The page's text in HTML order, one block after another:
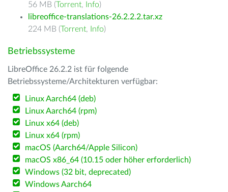
56 MB (Torrent, Info)
libreoffice-translations-26.2.2.2.tar.xz
224 MB (Torrent, Info)
Betriebssysteme
LibreOffice 26.2.2 ist für folgende
Betriebssysteme/Architekturen verfügbar:
Linux Aarch64 (deb)
Linux Aarch64 (rpm)
Linux x64 (deb)
Linux x64 (rpm)
macOS (Aarch64/Apple Silicon)
macOS x86_64 (10.15 oder höher erforderlich)
Windows (32 bit, deprecated)
Windows Aarch64